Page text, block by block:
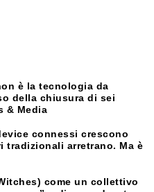
è la tecnologia da
della chiusura di sei
& Media
connessi crescono
tradizionali arretrano. Ma è
come un collettivo